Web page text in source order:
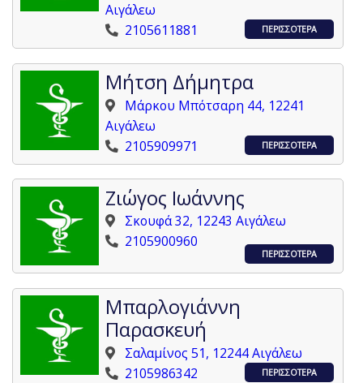
Αιγάλεω
2105611881
ΠΕΡΙΣΣΟΤΕΡΑ
Μήτση Δήμητρα
Μάρκου Μπότσαρη 44, 12241
Αιγάλεω
2105909971
ΠΕΡΙΣΣΟΤΕΡΑ
Ζιώγος Ιωάννης
Σκουφά 32, 12243 Αιγάλεω
2105900960
ΠΕΡΙΣΣΟΤΕΡΑ
Μπαρλογιάννη
Παρασκευή
Σαλαμίνος 51, 12244 Αιγάλεω
2105986342
ΠΕΡΙΣΣΟΤΕΡΑ